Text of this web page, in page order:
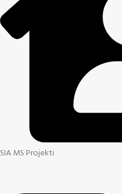
SIA MS Projekti